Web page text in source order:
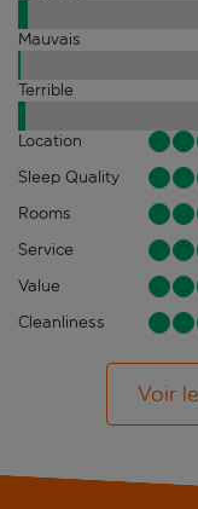
Mauvais
Terrible
Location
Sleep Quality
Rooms
Service
Value
Cleanliness
Voir